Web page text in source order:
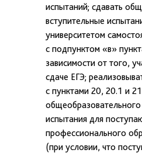
испытаний; сдавать
вступительные
университетом
с подпунктом «в»
зависимости от того,
сдаче ЕГЭ;
с пунктами 20, 20.1 и
общеобразовательного
испытания для
профессионального
(при условии, что